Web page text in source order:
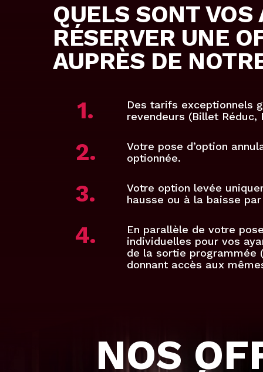
QUELS SONT VOS
RÉSERVER UNE
AUPRÈS DE
1.
Des tarifs exceptionnels
revendeurs (Billet Réduc,
2.
Votre pose d’option
optionnée.
3.
Votre option levée
hausse ou à la baisse
4.
En parallèle de votre
individuelles pour vos
de la sortie programmée
donnant accès aux
NOS